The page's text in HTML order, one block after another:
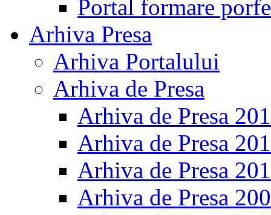
Portal formare
Arhiva Presa
Arhiva Portalului
Arhiva de Presa
Arhiva de Presa
Arhiva de Presa
Arhiva de Presa
Arhiva de Presa